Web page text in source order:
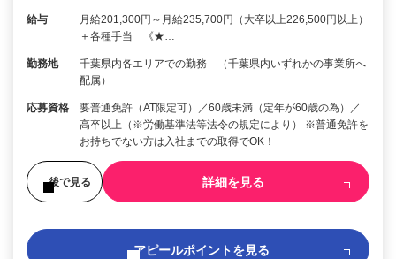
給与
月給201,300円～月給235,700円（大卒以上226,500円以上）
＋各種手当 《★…
勤務地
千葉県内各エリアでの勤務 （千葉県内いずれかの事業所へ
配属）
応募資格
要普通免許（AT限定可）／60歳未満（定年が60歳の為）／
高卒以上（※労働基準法等法令の規定により） ※普通免許を
お持ちでない方は入社までの取得でOK！
後で見る 詳細を見る
アピールポイントを見る